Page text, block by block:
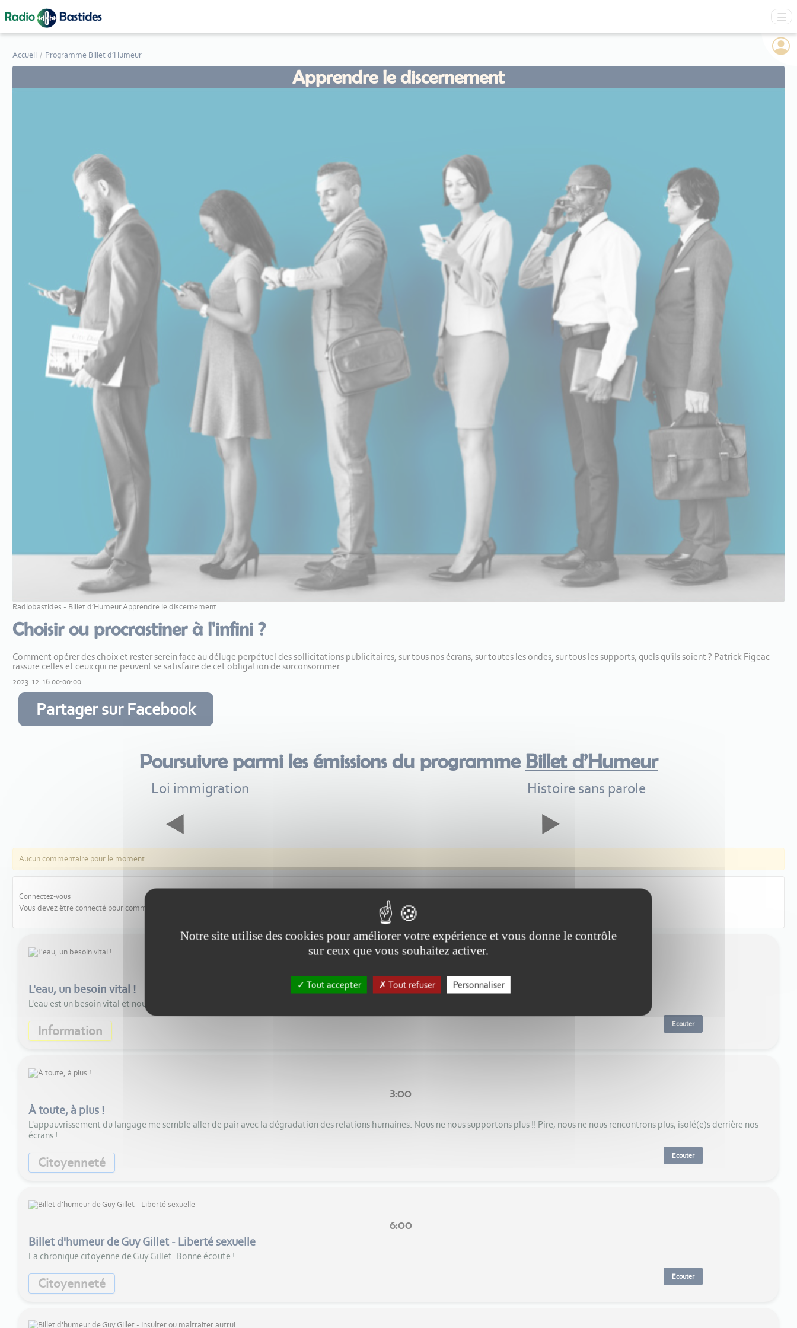
Accueil Programme Billet d’Humeur
Apprendre le discernement
Radiobastides - Billet d’Humeur Apprendre le discernement
Choisir ou procrastiner à l'infini ?
Comment opérer des choix et rester serein face au déluge perpétuel des sollicitations publicitaires, sur tous nos écrans, sur toutes les ondes, sur tous les supports, quels qu'ils soient ? Patrick Figeac
rassure celles et ceux qui ne peuvent se satisfaire de cet obligation de surconsommer...
2023-12-16 00:00:00
Partager sur Facebook
Poursuivre parmi les émissions du programme Billet d’Humeur
Loi immigration Histoire sans parole
Aucun commentaire pour le moment
Connectez-vous
Vous devez être connecté pour commenter les articles
L'eau, un besoin vital !
L'eau est un besoin vital et nous risquons d'être en dette hydrique dans peu de temps !
Information Ecouter
3:00
À toute, à plus !
L'appauvrissement du langage me semble aller de pair avec la dégradation des relations humaines. Nous ne nous supportons plus !! Pire, nous ne nous rencontrons plus, isolé(e)s derrière nos
écrans !...
Citoyenneté Ecouter
6:00
Billet d'humeur de Guy Gillet - Liberté sexuelle
La chronique citoyenne de Guy Gillet. Bonne écoute !
Citoyenneté Ecouter
Notre site utilise des cookies pour améliorer votre expérience et vous donne le contrôle
sur ceux que vous souhaitez activer.
Tout accepter Tout refuser Personnaliser